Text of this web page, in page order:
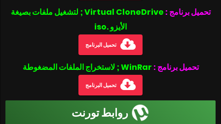
تحميل برنامج :
Virtual CloneDrive ; لتشغيل ملفات بصيغة
الأيزو .iso
تحميل البرنامج
تحميل برنامج : WinRar ; لاستخراج الملفات المضغوطة
تحميل البرنامج
روابط تورنت